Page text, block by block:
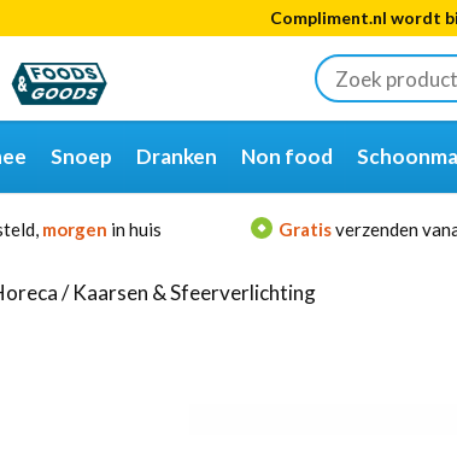
Compliment.nl wordt
Zoeken
naar:
Snoep Dranken Non food
morgen in huis Gratisverzenden
/Kaarsen & Sfeerverlichting